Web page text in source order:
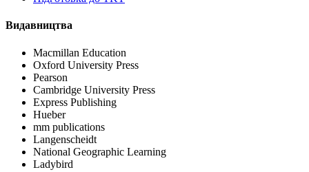
Видавництва
Macmillan Education
Oxford University Press
Pearson
Cambridge University Press
Express Publishing
Hueber
mm publications
Langenscheidt
National Geographic Learning
Ladybird